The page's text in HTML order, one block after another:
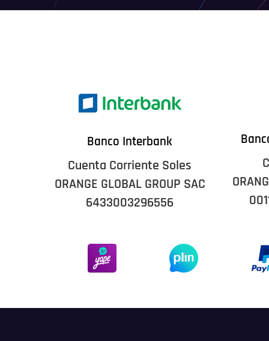
Banco Interbank
Cuenta Corriente Soles
ORANGE GLOBAL GROUP SAC
6433003296556